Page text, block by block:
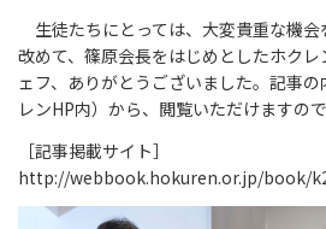
生徒たちにとっては、大変貴重な機会
改めて、篠原会長をはじめとしたホク
ェフ、ありがとうございました。記事
レンHP内）から、閲覧いただけますの
［記事掲載サイト］
http://webbook.hokuren.or.jp/book/